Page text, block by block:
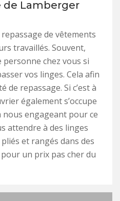
de Lamberger
repassage de vêtements
travaillés. Souvent,
chez vous si
vos linges. Cela afin
de repassage. Si c’est à
également s’occupe
nous engageant pour ce
attendre à des linges
et rangés dans des
un prix pas cher du